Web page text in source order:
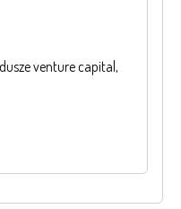
venture capital,